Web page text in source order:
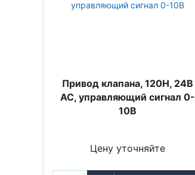
Привод клапана, 120Н, 24В
АС, управляющий сигнал 0-
10В
Цену уточняйте